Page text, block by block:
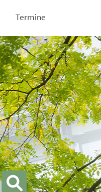
Termine